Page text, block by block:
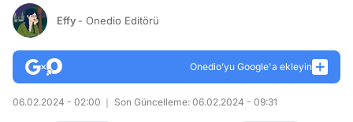
Effy - Onedio Editörü
Onedio’yu Google'a ekleyin
06.02.2024 - 02:00 Son Güncelleme: 06.02.2024 - 09:31